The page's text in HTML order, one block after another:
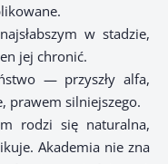
w stadzie,
jej chronić.
— przyszły alfa,
prawem silniejszego.
rodzi się naturalna,
Akademia nie zna